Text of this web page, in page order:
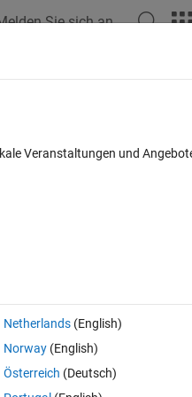
Sie sich an
for to find
point to be
Ältere Kommentare
Veranstaltungen und
Netherlands(English)
Norway(English)
Österreich (Deutsch)